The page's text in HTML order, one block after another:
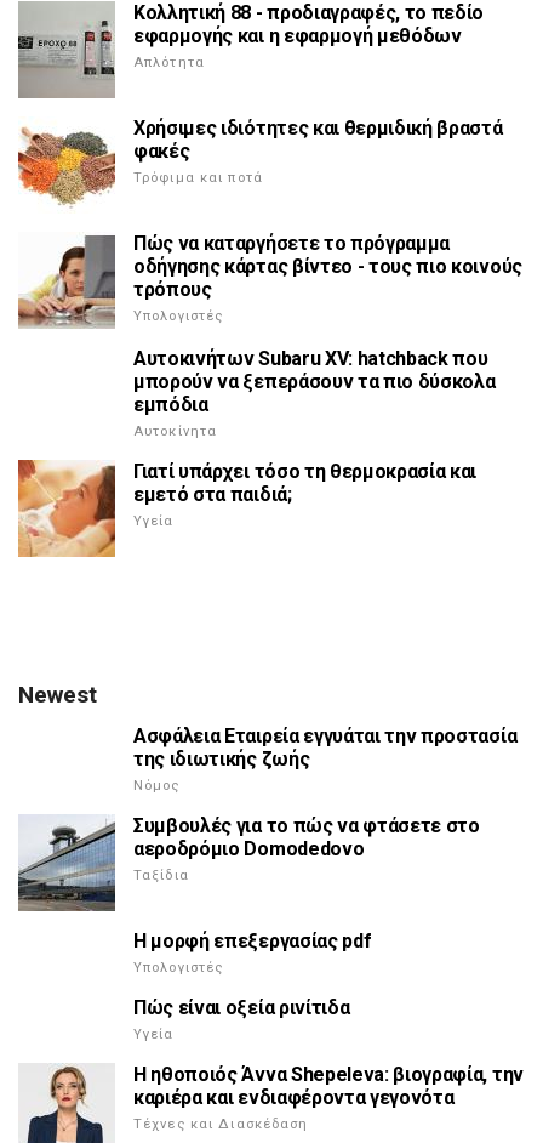
Κολλητική 88 - προδιαγραφές, το πεδίο
εφαρμογής και η εφαρμογή μεθόδων
Απλότητα
Χρήσιμες ιδιότητες και θερμιδική βραστά
φακές
Τρόφιμα και ποτά
Πώς να καταργήσετε το πρόγραμμα
οδήγησης κάρτας βίντεο - τους πιο κοινούς
τρόπους
Υπολογιστές
Αυτοκινήτων Subaru XV: hatchback που
μπορούν να ξεπεράσουν τα πιο δύσκολα
εμπόδια
Αυτοκίνητα
Γιατί υπάρχει τόσο τη θερμοκρασία και
εμετό στα παιδιά;
Υγεία
Newest
Ασφάλεια Εταιρεία εγγυάται την προστασία
της ιδιωτικής ζωής
Νόμος
Συμβουλές για το πώς να φτάσετε στο
αεροδρόμιο Domodedovo
Ταξίδια
Η μορφή επεξεργασίας pdf
Υπολογιστές
Πώς είναι οξεία ρινίτιδα
Υγεία
Η ηθοποιός Άννα Shepeleva: βιογραφία, την
καριέρα και ενδιαφέροντα γεγονότα
Τέχνες και Διασκέδαση